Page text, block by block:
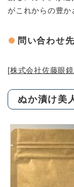
がこれからの豊か
問い合わせ先
[株式会社佐藤眼
ぬか漬け美